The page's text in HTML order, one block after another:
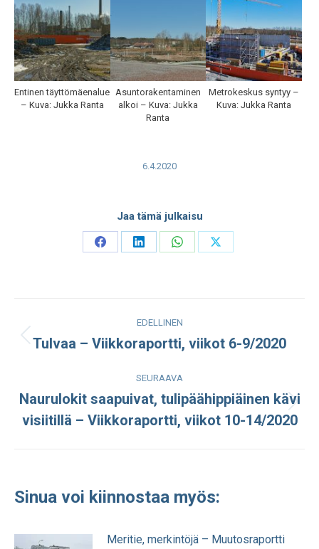
Entinen täyttömäenalue
– Kuva: Jukka Ranta
Asuntorakentaminen
alkoi – Kuva: Jukka
Ranta
Metrokeskus syntyy –
Kuva: Jukka Ranta
6.4.2020
Jaa tämä julkaisu
Share
Share
Share
Share
navigation
EDELLINEN
Edellinen
Tulvaa – Viikkoraportti, viikot 6-9/2020
SEURAAVA
Seuraava
julkaisu:
Naurulokit saapuivat, tulipäähippiäinen kävi
visiitillä – Viikkoraportti, viikot 10-14/2020
Sinua voi kiinnostaa myös:
Meritie, merkintöjä – Muutosraportti